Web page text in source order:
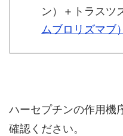
ン）＋トラスツ
ムブロリズマブ）
ハーセプチンの作用機
確認ください。